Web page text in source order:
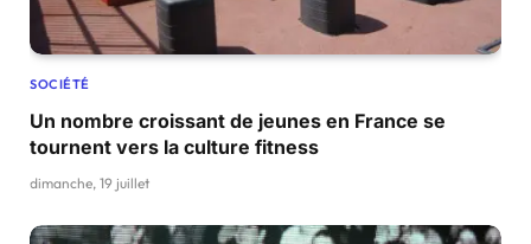
SOCIÉTÉ
Un nombre croissant de jeunes en France se
tournent vers la culture fitness
dimanche, 19 juillet